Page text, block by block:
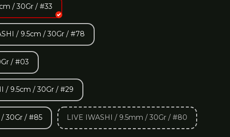
/ 30Gr / #33
/ 9.5cm / 30Gr / #78
/ #03
/ 9.5cm / 30Gr / #29
/ 30Gr / #85 LIVE IWASHI / 9.5mm / 30Gr / #80